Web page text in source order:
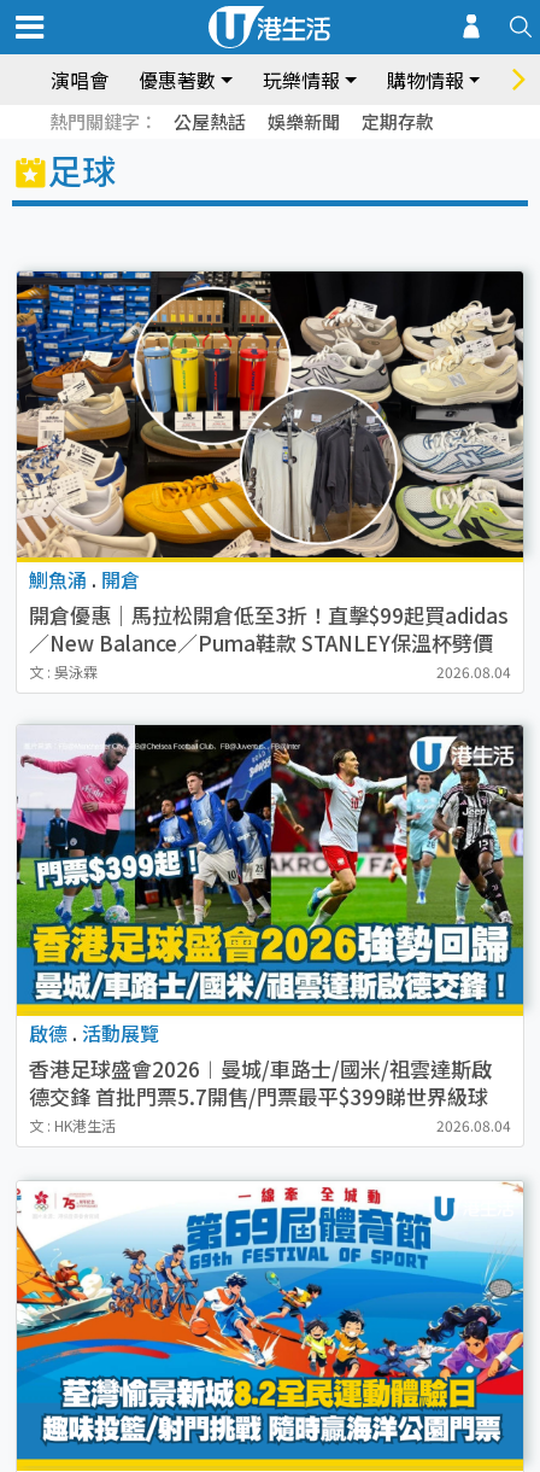
演唱會 優惠著數 玩樂情報 購物情報 飲
熱門關鍵字： 公屋熱話 娛樂新聞 定期存款
足球
鰂魚涌 . 開倉
開倉優惠｜馬拉松開倉低至3折！直擊$99起買adidas
／New Balance／Puma鞋款 STANLEY保溫杯劈價
至$119起
文 : 吳泳霖 2026.08.04
啟德 . 活動展覽
香港足球盛會2026︱曼城/車路士/國米/祖雲達斯啟
德交鋒 首批門票5.7開售/門票最平$399睇世界級球
星！
文 : HK港生活 2026.08.04